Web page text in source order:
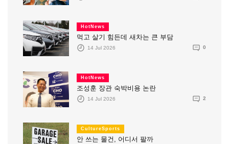
HotNews
먹고 살기 힘든데 새차는 큰 부담
14 Jul 2026 0
HotNews
조성훈 장관 숙박비용 논란
14 Jul 2026 2
CultureSports
안 쓰는 물건, 어디서 팔까